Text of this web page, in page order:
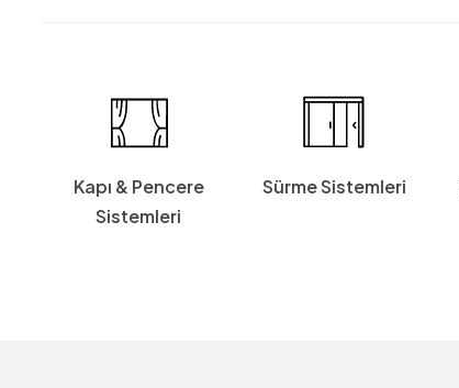
Kapı & Pencere
Sistemleri
Sürme Sistemleri